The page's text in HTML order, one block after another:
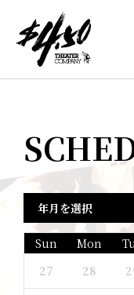
年月を選択
Sun Mon
27
28